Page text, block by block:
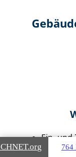
Ein- und
Doppel-
.org 764